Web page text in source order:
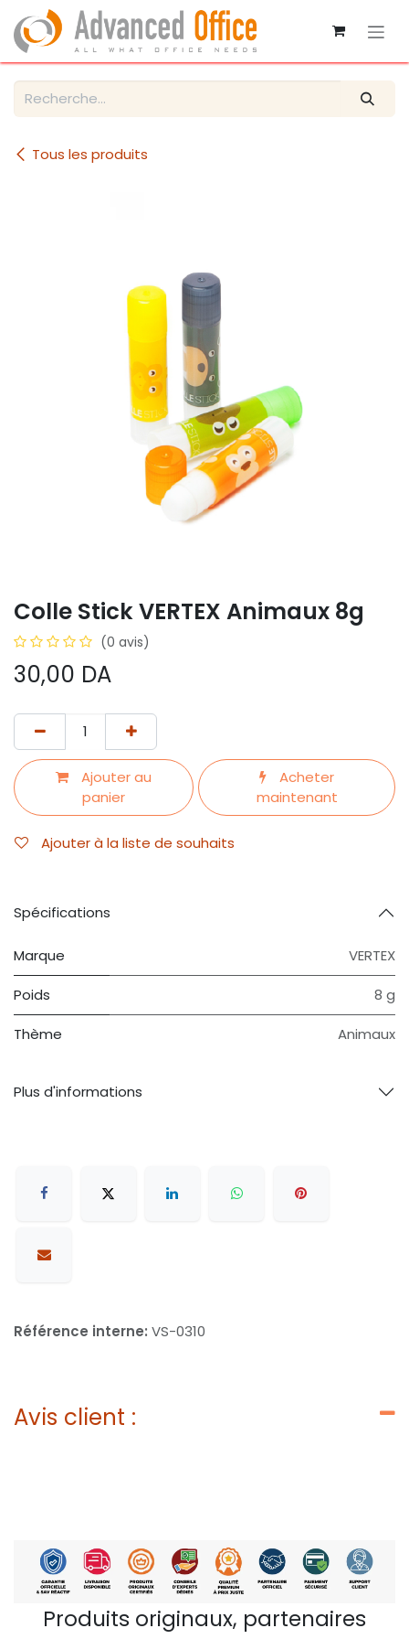
Se rendre au contenu
Tous les produits
Colle Stick VERTEX Animaux 8g
(0 avis)
30,00 DA
Ajouter au
panier
Acheter
maintenant
Ajouter à la liste de souhaits
Spécifications
Marque VERTEX
Poids 8 g
Thème Animaux
Plus d'informations
Référence interne: VS-0310
Avis client :
Produits originaux, partenaires